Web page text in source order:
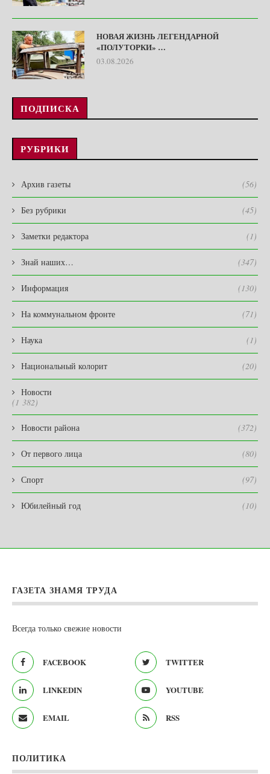
НОВАЯ ЖИЗНЬ ЛЕГЕНДАРНОЙ
«ПОЛУТОРКИ» …
03.08.2026
ПОДПИСКА
РУБРИКИ
Архив газеты (56)
Без рубрики (45)
Заметки редактора (1)
Знай наших… (347)
Информация (130)
На коммунальном фронте (71)
Наука (1)
Национальный колорит (20)
Новости
(1 382)
Новости района (372)
От первого лица (80)
Спорт (97)
Юбилейный год (10)
ГАЗЕТА ЗНАМЯ ТРУДА
Всегда только свежие новости
FACEBOOK TWITTER
LINKEDIN YOUTUBE
EMAIL RSS
ПОЛИТИКА